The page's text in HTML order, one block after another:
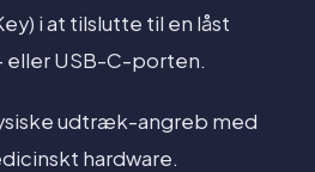
i at tilslutte til en låst
eller USB-C-porten.
udtræk-angreb med
hardware.